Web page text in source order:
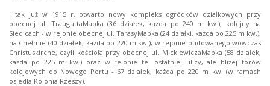
I tak już w 1915 r. otwarto nowy kompleks ogródków działkowych przy
obecnej ul. TrauguttaMapka (36 działek, każda po 240 m kw.), kolejny na
Siedlcach - w rejonie obecnej ul. TarasyMapka (24 działki, każda po 225 m kw.),
na Chełmie (40 działek, każda po 220 m kw.), w rejonie budowanego wówczas
Christuskirche, czyli kościoła przy obecnej ul. MickiewiczaMapka (58 działek,
każda po 225 m kw.) oraz w rejonie tej ostatniej ulicy, ale bliżej torów
kolejowych do Nowego Portu - 67 działek, każda po 220 m kw. (w ramach
osiedla Kolonia Rzeszy).